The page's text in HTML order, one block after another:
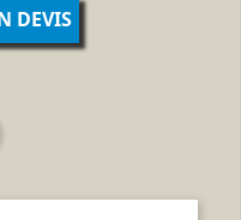
DEVIS